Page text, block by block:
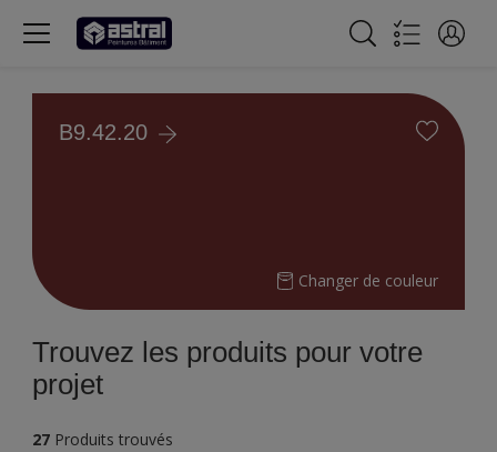
B9.42.20
Changer de couleur
Trouvez les produits pour votre
projet
27 Produits trouvés